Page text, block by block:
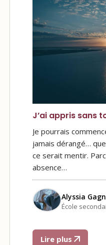
J’ai appris sans
Je pourrais
jamais dérangé…
ce serait mentir.
absence…
Alyssia
École
Lire plus